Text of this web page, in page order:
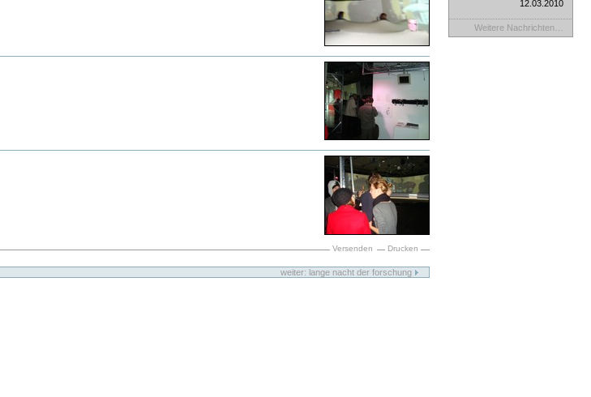
Versenden Drucken
weiter: lange nacht der forschung
12.03.2010
Weitere Nachrichten…